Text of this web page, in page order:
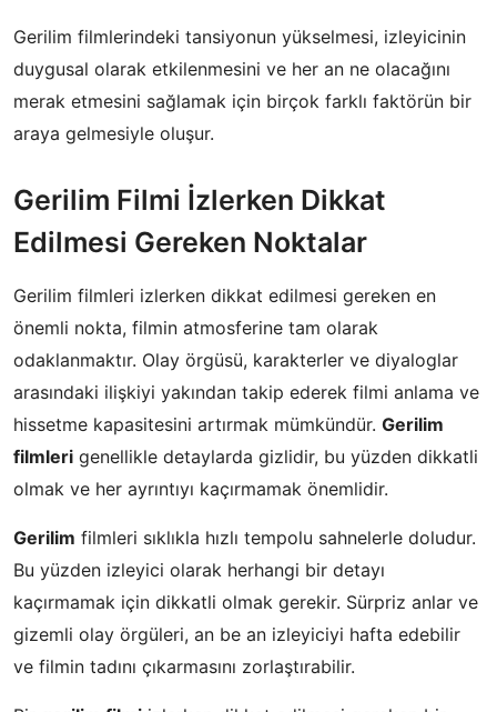
Gerilim filmlerindeki tansiyonun yükselmesi, izleyicinin
duygusal olarak etkilenmesini ve her an ne olacağını
merak etmesini sağlamak için birçok farklı faktörün bir
araya gelmesiyle oluşur.
Gerilim Filmi İzlerken Dikkat
Edilmesi Gereken Noktalar
Gerilim filmleri izlerken dikkat edilmesi gereken en
önemli nokta, filmin atmosferine tam olarak
odaklanmaktır. Olay örgüsü, karakterler ve diyaloglar
arasındaki ilişkiyi yakından takip ederek filmi anlama ve
hissetme kapasitesini artırmak mümkündür. Gerilim
filmleri genellikle detaylarda gizlidir, bu yüzden dikkatli
olmak ve her ayrıntıyı kaçırmamak önemlidir.
Gerilim filmleri sıklıkla hızlı tempolu sahnelerle doludur.
Bu yüzden izleyici olarak herhangi bir detayı
kaçırmamak için dikkatli olmak gerekir. Sürpriz anlar ve
gizemli olay örgüleri, an be an izleyiciyi hafta edebilir
ve filmin tadını çıkarmasını zorlaştırabilir.